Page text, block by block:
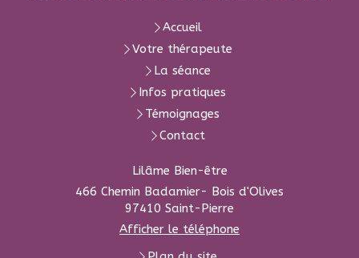
Accueil
Votre thérapeute
La séance
Infos pratiques
Témoignages
Contact
Lilâme Bien-être
466 Chemin Badamier- Bois d'Olives
97410 Saint-Pierre
Afficher le téléphone